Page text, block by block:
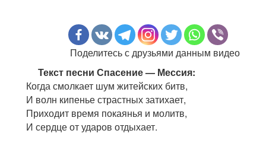
Поделитесь с друзьями данным видео
Текст песни Спасение — Мессия:
Когда смолкает шум житейских битв,
И волн кипенье страстных затихает,
Приходит время покаянья и молитв,
И сердце от ударов отдыхает.